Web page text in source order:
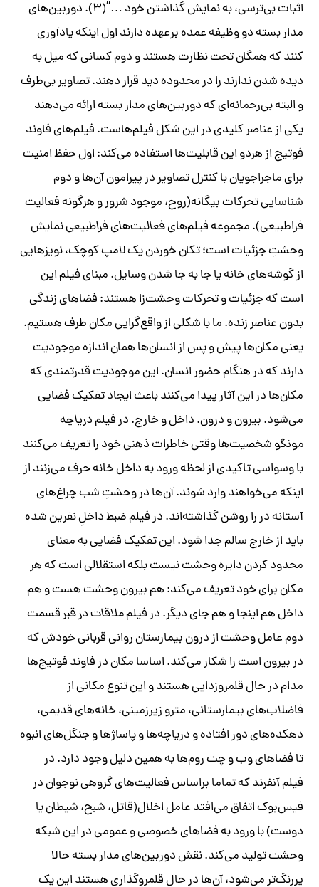
اثبات بی‌ترسی، به نمایش گذاشتن خود …”(۳). دوربین‌های
مدار بسته دو وظیفه عمده برعهده دارند اول اینکه یادآوری
کنند که همگان تحت نظارت هستند و دوم کسانی که میل به
دیده شدن ندارند را در محدوده دید قرار دهند. تصاویر بی‌طرف
و البته بی‌رحمانه‌ای که دوربین‌های مدار بسته ارائه می‌دهند
یکی از عناصر کلیدی در این شکل فیلم‌هاست. فیلم‌های فاوند
فوتیج از هردو این قابلیت‌ها استفاده می‌کند: اول حفظ امنیت
برای ماجراجویان با کنترل تصاویر در پیرامون آن‌ها و دوم
شناسایی تحرکات بیگانه(روح، موجود شرور و هرگونه فعالیت
فراطبیعی). مجموعه فیلم‌هایفعالیت‌های فراطبیعینمایش
وحشتِ جزئیات است؛ تکان خوردن یک لامپ کوچک، نویزهایی
از گوشه‌های خانه یا جا به جا شدن وسایل. مبنای فیلم این
است که جزئیات و تحرکات وحشت‌زا هستند: فضاهای زندگی
بدون عناصر زنده. ما با شکلی از واقع‌گرایی مکان طرف هستیم.
یعنی مکان‌ها پیش و پس از انسان‌ها همان اندازه موجودیت
دارند که در هنگام حضور انسان. این موجودیت قدرتمندی که
مکان‌ها در این آثار پیدا می‌کنند باعث ایجاد تفکیک فضایی
می‌شود. بیرون و درون. داخل و خارج. در فیلمدریاچه
مونگوشخصیت‌ها وقتی خاطرات ذهنی خود را تعریف می‌کنند
با وسواسی تاکیدی از لحظه ورود به داخل خانه حرف می‌زنند از
اینکه می‌خواهند وارد شوند. آن‌ها در وحشتِ شب چراغ‌های
آستانه در را روشن گذاشته‌اند. در فیلمضبطداخلِ نفرین شده
باید از خارج سالم جدا شود. این تفکیک فضایی به معنای
محدود کردن دایره وحشت نیست بلکه استقلالی است که هر
مکان برای خود تعریف می‌کند: هم بیرون وحشت هست و هم
داخل هم اینجا و هم جای دیگر. در فیلمملاقات در قبرقسمت
دوم عامل وحشت از درون بیمارستان روانی قربانی خودش که
در بیرون است را شکار می‌کند. اساسا مکان در فاوند فوتیج‌ها
مدام در حال قلمروزدایی هستند و این تنوع مکانی از
فاضلاب‌های بیمارستانی، مترو زیرزمینی، خانه‌های قدیمی،
دهکده‌های دور افتاده و دریاچه‌ها و پاساژها و جنگل‌های انبوه
تا فضاهای وب و چت روم‌ها به همین دلیل وجود دارد. در
فیلمآنفرندکه تماما براساس فعالیت‌های گروهی نوجوان در
فیس‌بوک اتفاق می‌افتد عامل اخلال(قاتل، شبح، شیطان یا
دوست) با ورود به فضاهای خصوصی و عمومی در این شبکه
وحشت تولید می‌کند. نقش دوربین‌های مدار بسته حالا
پررنگ‌تر می‌شود، آن‌ها در حال قلمروگذاری هستند این یک